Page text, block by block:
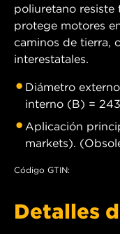
poliuretano resiste
protege motores
caminos de tierra,
interestatales.
Diámetro
interno (B) =
Aplicación
markets).
Código GTIN:
Detalles